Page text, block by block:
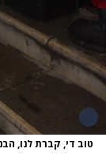
טוב די, קברת לנו,